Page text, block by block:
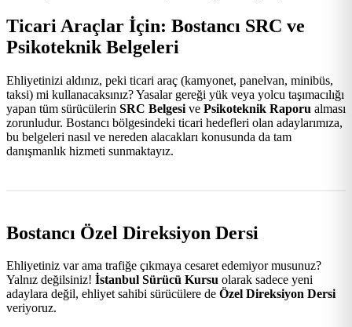
Ticari Araçlar İçin: Bostancı SRC ve
Psikoteknik Belgeleri
Ehliyetinizi aldınız, peki ticari araç (kamyonet, panelvan, minibüs,
taksi) mi kullanacaksınız? Yasalar gereği yük veya yolcu taşımacılığı
yapan tüm sürücülerin SRC Belgesi ve Psikoteknik Raporu alması
zorunludur. Bostancı bölgesindeki ticari hedefleri olan adaylarımıza,
bu belgeleri nasıl ve nereden alacakları konusunda da tam
danışmanlık hizmeti sunmaktayız.
Bostancı Özel Direksiyon Dersi
Ehliyetiniz var ama trafiğe çıkmaya cesaret edemiyor musunuz?
Yalnız değilsiniz! İstanbul Sürücü Kursu olarak sadece yeni
adaylara değil, ehliyet sahibi sürücülere de Özel Direksiyon Dersi
veriyoruz.